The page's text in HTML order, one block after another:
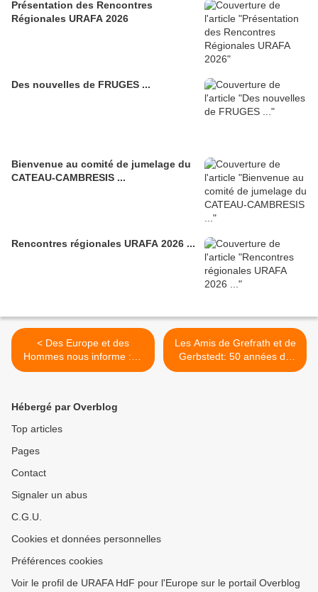
Présentation des Rencontres
Régionales URAFA 2026
Des nouvelles de FRUGES ...
Bienvenue au comité de jumelage du
CATEAU-CAMBRESIS ...
Rencontres régionales URAFA 2026 ...
< Des Europe et des
Hommes nous informe :LA
PREMIÈRE ENQUÊTE
L'HISTOIRE !
Les Amis de Grefrath et de
Gerbstedt: 50 années de
jumelage >
Hébergé par Overblog
Top articles
Pages
Contact
Signaler un abus
C.G.U.
Cookies et données personnelles
Préférences cookies
Voir le profil de URAFA HdF pour l'Europe sur le portail Overblog